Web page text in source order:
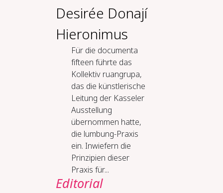
Desirée Donají
Hieronimus
Für die documenta
fifteen führte das
Kollektiv ruangrupa,
das die künstlerische
Leitung der Kasseler
Ausstellung
übernommen hatte,
die lumbung-Praxis
ein. Inwiefern die
Prinzipien dieser
Praxis für...
Editorial